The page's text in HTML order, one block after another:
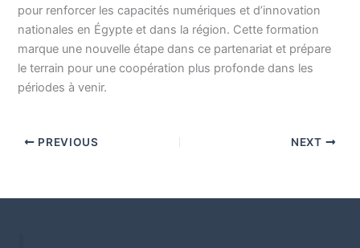
pour renforcer les capacités numériques et d’innovation
nationales en Égypte et dans la région. Cette formation
marque une nouvelle étape dans ce partenariat et prépare
le terrain pour une coopération plus profonde dans les
périodes à venir.
PREVIOUS NEXT